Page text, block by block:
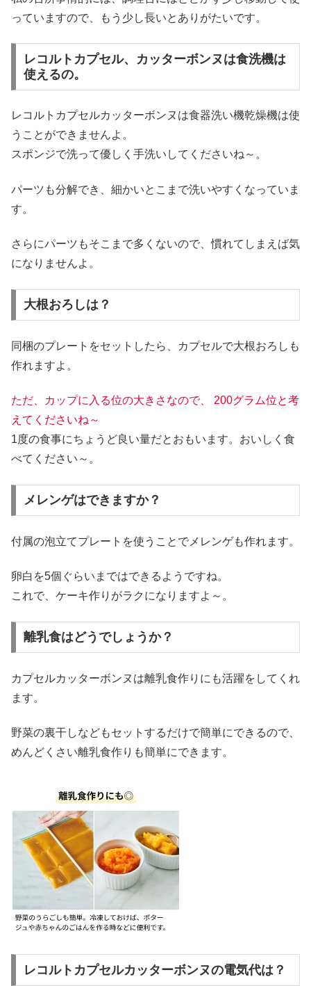
っていますので、もう少し長いとありがたいです。
レコルトカプセル、カッターボンヌは食洗機は
使えるの。
レコルトカプセルカッターボンヌは食器洗い機乾燥機は使
うことができませんよ。
スポンジで洗って優しく手洗いしてくださいね～。
パーツも分解でき、細かいとこまで洗いやすくなっていま
す。
さらにパーツもそこまで多くないので、慣れてしまえば気
になりませんよ。
大根おろしは？
同梱のプレートをセットしたら、カプセルで大根おろしも
作れますよ。
ただ、カップに入る位の大きさなので、 200グラム位と考
えてくださいね～
1度の食事にちょうど良い量だとおもいます。おいしく食
べてください～。
メレンゲはできますか？
付属の泡立てプレートを使うことでメレンゲも作れます。
卵白を5個ぐらいまではできるようですね。
これで、ケーキ作りがラクになりますよ～。
離乳食はどうでしょうか？
カプセルカッターボンヌは離乳食作りにも活躍をしてくれ
ます。
野菜の裏干しなどもセットするだけで簡単にできるので、
めんどくさい離乳食作りも簡単にできます。
レコルトカプセルカッターボンヌの電気代は？